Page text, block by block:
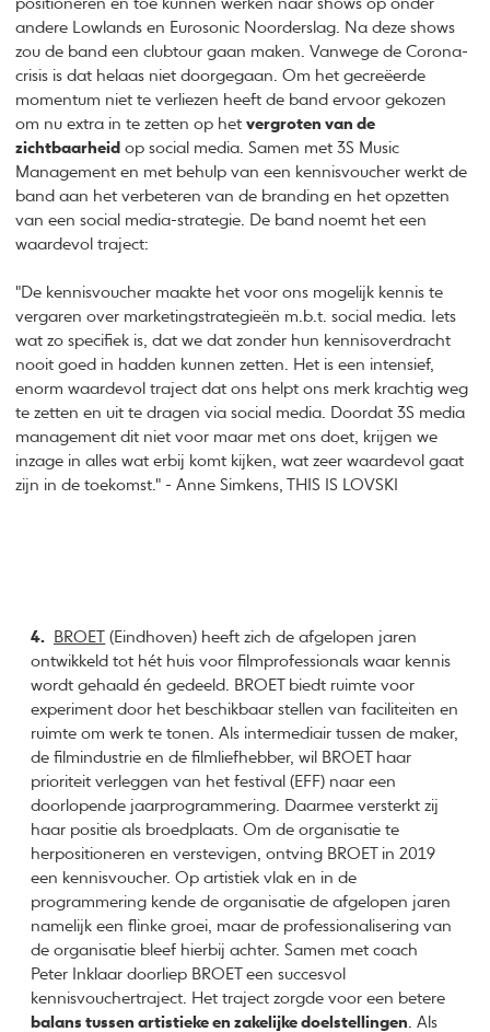
positioneren en toe kunnen werken naar shows op onder
andere Lowlands en Eurosonic Noorderslag. Na deze shows
zou de band een clubtour gaan maken. Vanwege de Corona-
crisis is dat helaas niet doorgegaan. Om het gecreëerde
momentum niet te verliezen heeft de band ervoor gekozen
om nu extra in te zetten op hetvergroten van de
zichtbaarheid op social media. Samen met 3S Music
Management en met behulp van een kennisvoucher werkt de
band aan het verbeteren van de branding en het opzetten
van een social media-strategie. De band noemt het een
waardevol traject:
"De kennisvoucher maakte het voor ons mogelijk kennis te
vergaren over marketingstrategieën m.b.t. social media. Iets
wat zo specifiek is, dat we dat zonder hun kennisoverdracht
nooit goed in hadden kunnen zetten. Het is een intensief,
enorm waardevol traject dat ons helpt ons merk krachtig weg
te zetten en uit te dragen via social media. Doordat 3S media
management dit niet voor maar met ons doet, krijgen we
inzage in alles wat erbij komt kijken, wat zeer waardevol gaat
zijn in de toekomst." - Anne Simkens, THIS IS LOVSKI
4. BROET
(Eindhoven) heeft zich de afgelopen jaren
ontwikkeld tot hét huis voor filmprofessionals waar kennis
wordt gehaald én gedeeld. BROET biedt ruimte voor
experiment door het beschikbaar stellen van faciliteiten en
ruimte om werk te tonen. Als intermediair tussen de maker,
de filmindustrie en de filmliefhebber, wil BROET haar
prioriteit verleggen van het festival (EFF) naar een
doorlopende jaarprogrammering. Daarmee versterkt zij
haar positie als broedplaats. Om de organisatie te
herpositioneren en verstevigen, ontving BROET in 2019
een kennisvoucher. Op artistiek vlak en in de
programmering kende de organisatie de afgelopen jaren
namelijk een flinke groei, maar de professionalisering van
de organisatie bleef hierbij achter. Samen met coach
Peter Inklaar doorliep BROET een succesvol
kennisvouchertraject. Het traject zorgde voor een betere
balans tussen artistieke en zakelijke doelstellingen . Als